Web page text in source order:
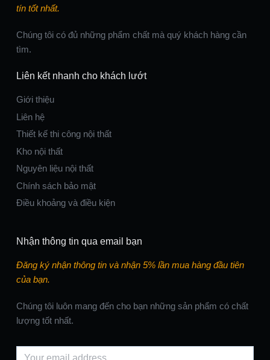
tín tốt nhất.
Chúng tôi có đủ những phẩm chất mà quý khách hàng cần
tìm.
Liên kết nhanh cho khách lướt
Giới thiệu
Liên hệ
Thiết kế thi công nội thất
Kho nội thất
Nguyên liệu nội thất
Chính sách bảo mật
Điều khoảng và điều kiện
Nhận thông tin qua email bạn
Đăng ký nhận thông tin và nhận 5% lần mua hàng đầu tiên
của bạn.
Chúng tôi luôn mang đến cho bạn những sản phẩm có chất
lượng tốt nhất.